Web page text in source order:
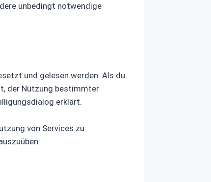
unbedingt notwendige
und gelesen werden. Als du
der Nutzung bestimmter
erklärt.
von Services zu